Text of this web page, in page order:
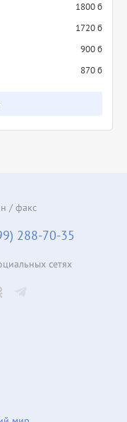
1800 б
1720 б
900 б
870 б
/ факс
288-70-35
сетях